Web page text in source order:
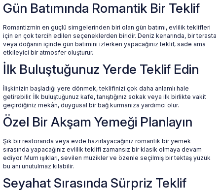
Gün Batımında Romantik Bir Teklif
Romantizmin en güçlü simgelerinden biri olan gün batımı, evlilik teklifleri
için en çok tercih edilen seçeneklerden biridir. Deniz kenarında, bir terasta
veya doğanın içinde gün batımını izlerken yapacağınız teklif, sade ama
etkileyici bir atmosfer oluşturur.
İlk Buluştuğunuz Yerde Teklif Edin
İlişkinizin başladığı yere dönmek, teklifinizi çok daha anlamlı hale
getirebilir. İlk buluştuğunuz kafe, tanıştığınız sokak veya ilk birlikte vakit
geçirdiğiniz mekân, duygusal bir bağ kurmanıza yardımcı olur.
Özel Bir Akşam Yemeği Planlayın
Şık bir restoranda veya evde hazırlayacağınız romantik bir yemek
sırasında yapacağınız evlilik teklifi zamansız bir klasik olmaya devam
ediyor. Mum ışıkları, sevilen müzikler ve özenle seçilmiş bir tektaş yüzük
bu anı unutulmaz kılabilir.
Seyahat Sırasında Sürpriz Teklif
Tektaş
Yüzük
Yüzük
Yüzük
Gerdanlık
Kolye
Taşlı Küpe
Küpe
Bileklik
Bileklik